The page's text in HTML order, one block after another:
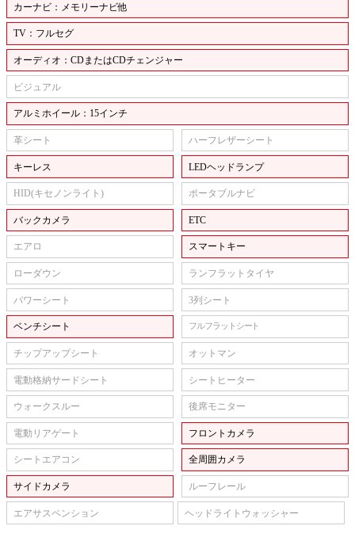
カーナビ：メモリーナビ他
TV：フルセグ
オーディオ：CDまたはCDチェンジャー
ビジュアル
アルミホイール：15インチ
革シート ハーフレザーシート
キーレス LEDヘッドランプ
HID(キセノンライト) ポータブルナビ
バックカメラ ETC
エアロ スマートキー
ローダウン ランフラットタイヤ
パワーシート 3列シート
ベンチシート フルフラットシート
チップアップシート オットマン
電動格納サードシート シートヒーター
ウォークスルー 後席モニター
電動リアゲート フロントカメラ
シートエアコン 全周囲カメラ
サイドカメラ ルーフレール
エアサスペンション ヘッドライトウォッシャー